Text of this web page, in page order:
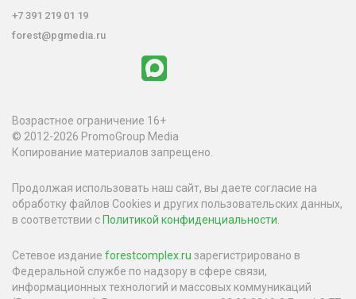
+7 391 219 01 19
forest@pgmedia.ru
Возрастное ограничение 16+
© 2012-2026 PromoGroup Media
Копирование материалов запрещено.
Продолжая использовать наш сайт, вы даете согласие на
обработку файлов Cookies и других пользовательских данных,
в соответствии с Политикой конфиденциальности
Сетевое издание forestcomplex.ru зарегистрировано в
Федеральной службе по надзору в сфере связи,
информационных технологий и массовых коммуникаций